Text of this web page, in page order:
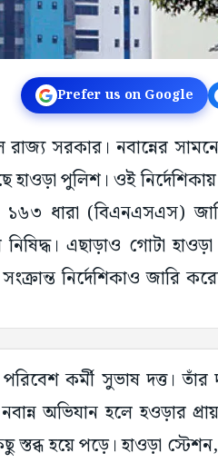
Prefer us on Google
সরকার। নবান্নের
হাওড়া পুলিশ। ওই
১৬৩ ধারা (বিএনএসএস)
এছাড়াও গোটা
নির্দেশিকাও জারি
পরিবেশ কর্মী সুভাষ দত্ত। তাঁর
অভিযান হলে হওড়ার
হয়ে পড়ে। হাওড়া